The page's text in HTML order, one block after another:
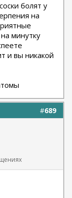
болят у
на
минутку
и вы никакой
#689